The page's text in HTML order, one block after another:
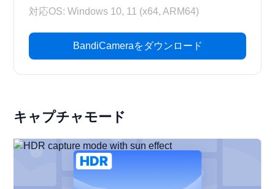
キャプチャモード
対応OS: Windows 10, 11 (x64, ARM64)
BandiCameraをダウンロード